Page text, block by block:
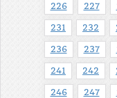
226 227
231 232
236 237
241 242
246 247